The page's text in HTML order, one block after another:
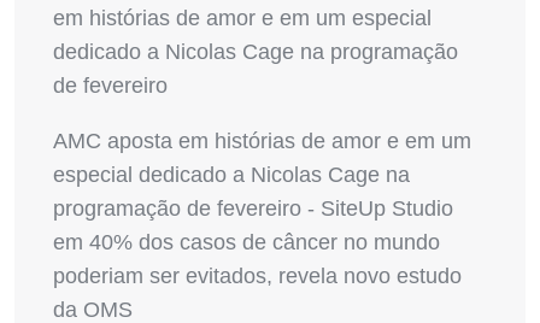
em histórias de amor e em um especial
dedicado a Nicolas Cage na programação
de fevereiro
AMC aposta em histórias de amor e em um
especial dedicado a Nicolas Cage na
programação de fevereiro - SiteUp Studio
em 40% dos casos de câncer no mundo
poderiam ser evitados, revela novo estudo
da OMS